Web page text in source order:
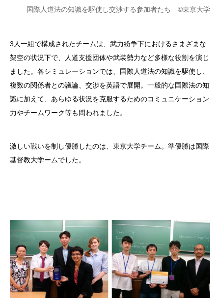
国際人道法の知識を駆使し交渉する参加者たち ©東京大学
3人一組で構成されたチームは、武力紛争下におけるさまざまな
架空の状況下で、人道支援団体や武装勢力など多様な役割を演じ
ました。各シミュレーションでは、国際人道法の知識を駆使し、
複数の関係者との議論、交渉を英語で展開。一般的な国際法の知
識に加えて、あらゆる状況を克服するためのコミュニケーション
力やチームワーク等も問われました。
激しい戦いを制し優勝したのは、東京大学チーム。準優勝は国際
基督教大学ームでした。